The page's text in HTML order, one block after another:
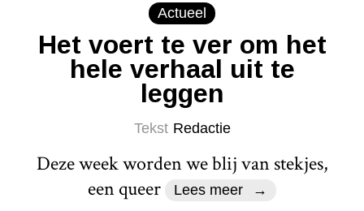
Actueel
Het voert te ver om het
hele verhaal uit te
leggen
Tekst Redactie
Deze week worden we blij van stekjes,
een queer
Lees meer